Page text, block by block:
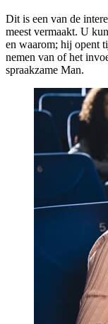
Dit is een van de
meest vermaakt. U
en waarom; hij opent
nemen van of het
spraakzame Man.